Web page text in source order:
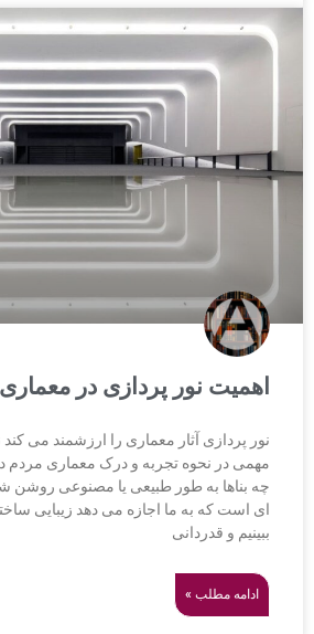
اهمیت نور پردازی در معماری
نور پردازی آثار معماری را ارزشمند می
مهمی در نحوه تجربه و درک معماری مردم
چه بناها به طور طبیعی یا مصنوعی روشن
ای است که به ما اجازه می دهد زیبایی
ببینیم و قدردانی
ادامه مطلب »